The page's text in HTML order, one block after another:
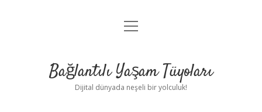
Anasayfa
Yasal Uyarı
menüyü
Bağlantılı Yaşam Tüyoları
Dijital dünyada neşeli bir yolculuk!